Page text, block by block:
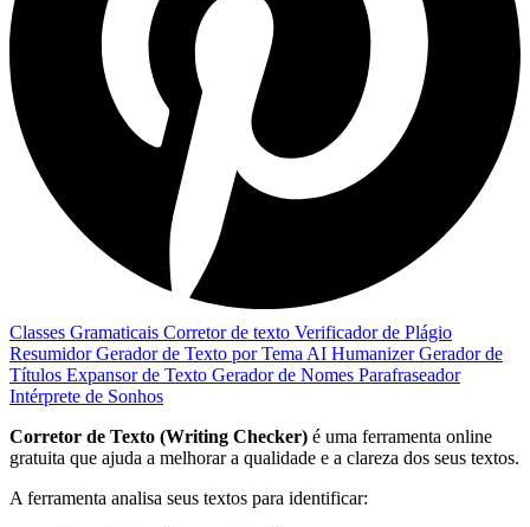
Classes Gramaticais Corretor de texto Verificador de Plágio
ResumidorGerador de Texto por Tema AI HumanizerGerador de
Títulos Expansor de Texto Gerador de Nomes Parafraseador
Intérprete de Sonhos
Corretor de Texto (Writing Checker) é uma ferramenta online
gratuita que ajuda a melhorar a qualidade e a clareza dos seus textos.
A ferramenta analisa seus textos para identificar: